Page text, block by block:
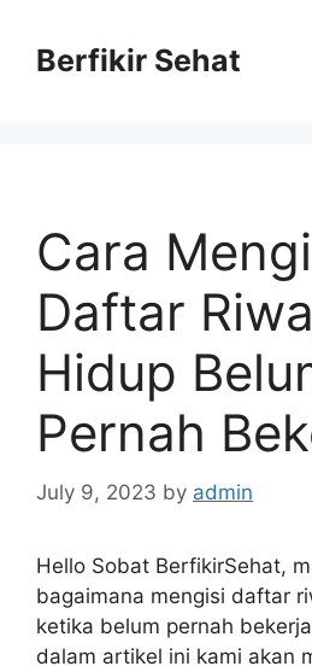
contentBerfikir Sehat
Cara
Daftar
Hidup
Pernah
July 9, 2023 by admin
Hello Sobat BerfikirSehat,
bagaimana mengisi daftar
ketika belum pernah
dalam artikel ini kami akan